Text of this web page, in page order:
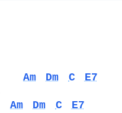
Am Dm C E7
Am Dm C E7